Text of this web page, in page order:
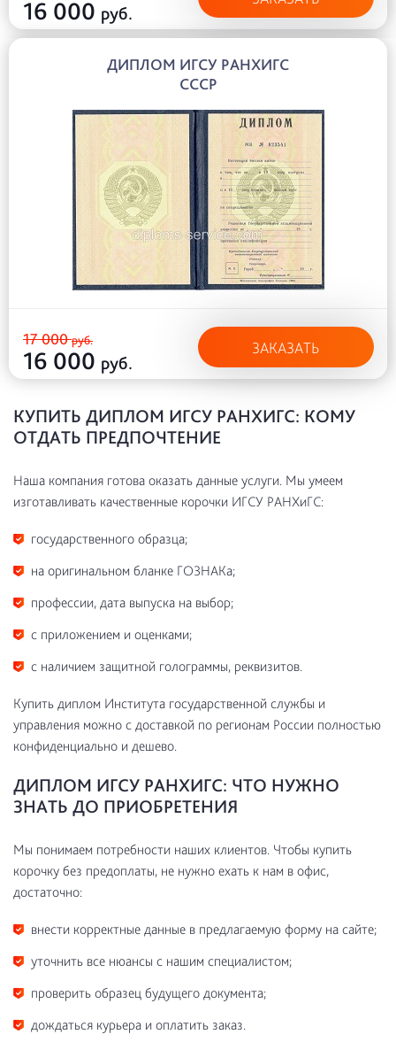
16 000 руб.
ДИПЛОМ ИГСУ РАНХИГС
СССР
17 000руб.
16 000 руб.
ЗАКАЗАТЬ
КУПИТЬ ДИПЛОМ ИГСУ РАНХИГС: КОМУ
ОТДАТЬ ПРЕДПОЧТЕНИЕ
Наша компания готова оказать данные услуги. Мы умеем
изготавливать качественные корочки ИГСУ РАНХиГС:
государственного образца;
на оригинальном бланке ГОЗНАКа;
профессии, дата выпуска на выбор;
с приложением и оценками;
с наличием защитной голограммы, реквизитов.
Купить диплом Института государственной службы и
управления можно с доставкой по регионам России полностью
конфиденциально и дешево.
ДИПЛОМ ИГСУ РАНХИГС: ЧТО НУЖНО
ЗНАТЬ ДО ПРИОБРЕТЕНИЯ
Мы понимаем потребности наших клиентов. Чтобы купить
корочку без предоплаты, не нужно ехать к нам в офис,
достаточно:
внести корректные данные в предлагаемую форму на сайте;
уточнить все нюансы с нашим специалистом;
проверить образец будущего документа;
дождаться курьера и оплатить заказ.